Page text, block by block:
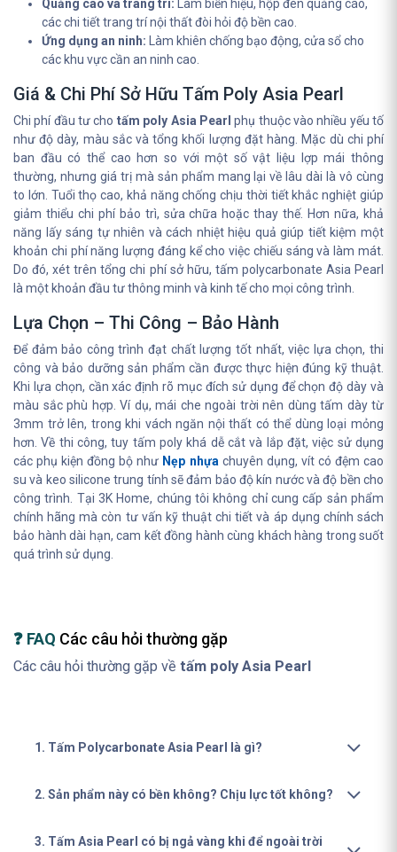
Quảng cáo và trang trí: Làm biển hiệu, hộp đèn quảng cáo,
các chi tiết trang trí nội thất đòi hỏi độ bền cao.
Ứng dụng an ninh: Làm khiên chống bạo động, cửa sổ cho
các khu vực cần an ninh cao.
Giá & Chi Phí Sở Hữu Tấm Poly Asia Pearl
Chi phí đầu tư cho tấm poly Asia Pearl phụ thuộc vào nhiều yếu tố
như độ dày, màu sắc và tổng khối lượng đặt hàng. Mặc dù chi phí
ban đầu có thể cao hơn so với một số vật liệu lợp mái thông
thường, nhưng giá trị mà sản phẩm mang lại về lâu dài là vô cùng
to lớn. Tuổi thọ cao, khả năng chống chịu thời tiết khắc nghiệt giúp
giảm thiểu chi phí bảo trì, sửa chữa hoặc thay thế. Hơn nữa, khả
năng lấy sáng tự nhiên và cách nhiệt hiệu quả giúp tiết kiệm một
khoản chi phí năng lượng đáng kể cho việc chiếu sáng và làm mát.
Do đó, xét trên tổng chi phí sở hữu, tấm polycarbonate Asia Pearl
là một khoản đầu tư thông minh và kinh tế cho mọi công trình.
Lựa Chọn – Thi Công – Bảo Hành
Để đảm bảo công trình đạt chất lượng tốt nhất, việc lựa chọn, thi
công và bảo dưỡng sản phẩm cần được thực hiện đúng kỹ thuật.
Khi lựa chọn, cần xác định rõ mục đích sử dụng để chọn độ dày và
màu sắc phù hợp. Ví dụ, mái che ngoài trời nên dùng tấm dày từ
3mm trở lên, trong khi vách ngăn nội thất có thể dùng loại mỏng
hơn. Về thi công, tuy tấm poly khá dễ cắt và lắp đặt, việc sử dụng
các phụ kiện đồng bộ như Nẹp nhựa chuyên dụng, vít có đệm cao
su và keo silicone trung tính sẽ đảm bảo độ kín nước và độ bền cho
công trình. Tại 3K Home, chúng tôi không chỉ cung cấp sản phẩm
chính hãng mà còn tư vấn kỹ thuật chi tiết và áp dụng chính sách
bảo hành dài hạn, cam kết đồng hành cùng khách hàng trong suốt
quá trình sử dụng.
❓ FAQ Các câu hỏi thường gặp
Các câu hỏi thường gặp về tấm poly Asia Pearl
1. Tấm Polycarbonate Asia Pearl là gì?
2. Sản phẩm này có bền không? Chịu lực tốt không?
3. Tấm Asia Pearl có bị ngả vàng khi để ngoài trời